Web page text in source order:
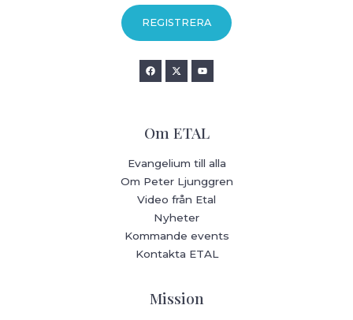
Om ETAL
Evangelium till alla
Om Peter Ljunggren
Video från Etal
Nyheter
Kommande events
Kontakta ETAL
Mission